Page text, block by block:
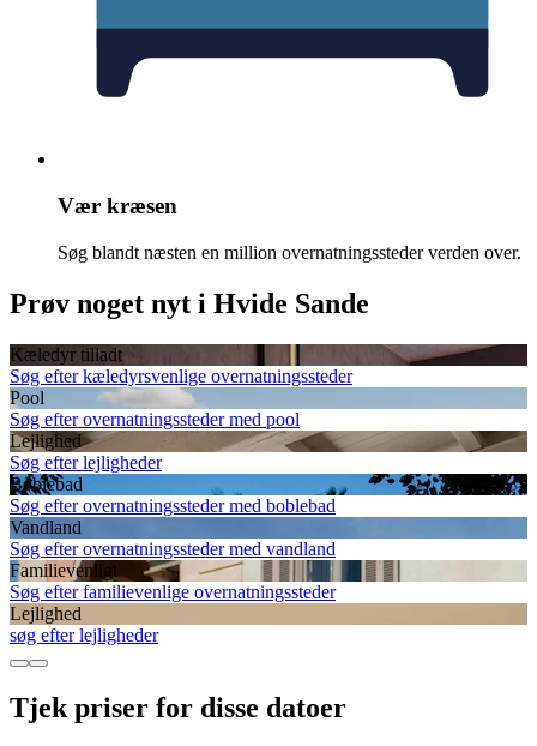
Vær kræsen
Søg blandt næsten en million overnatningssteder verden over.
Prøv noget nyt i Hvide Sande
Kæledyr tilladt
Søg efter kæledyrsvenlige overnatningssteder
Pool
Søg efter overnatningssteder med pool
Lejlighed
Søg efter lejligheder
Boblebad
Søg efter overnatningssteder med boblebad
Vandland
Søg efter overnatningssteder med vandland
Familievenligt
Søg efter familievenlige overnatningssteder
Lejlighed
søg efter lejligheder
Tjek priser for disse datoer